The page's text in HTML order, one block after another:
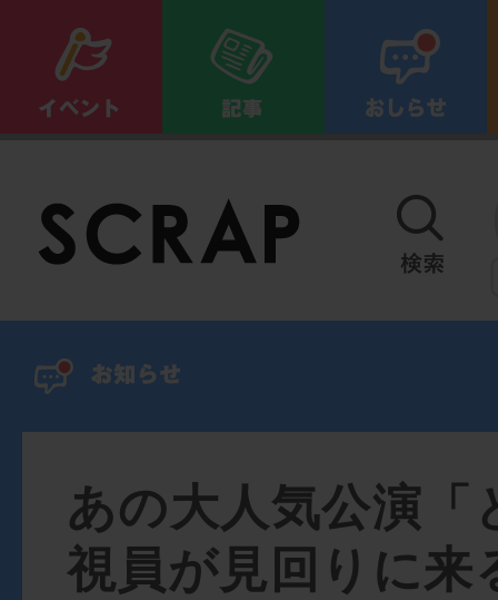
あの大人気公演「
視員が見回りに来